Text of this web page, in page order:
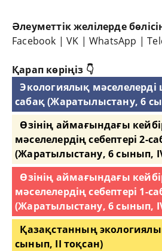
Әлеуметтік желілерде
Facebook |VK |WhatsApp |
Қарап көріңіз 👇
Экологиялық
сабақ (Жаратылыстану, 6
Өзінің аймағындағы
мәселелердің себептері 2-
(Жаратылыстану, 6 сынып,
Өзінің аймағындағы
мәселелердің себептері 1-
(Жаратылыстану, 6 сынып,
Қазақстанның
сынып, II тоқсан)